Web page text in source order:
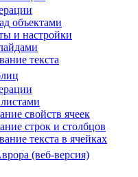
объектами
и настройки
текста
свойств ячеек
строк и столбцов
текста в ячейках
(веб-версия)